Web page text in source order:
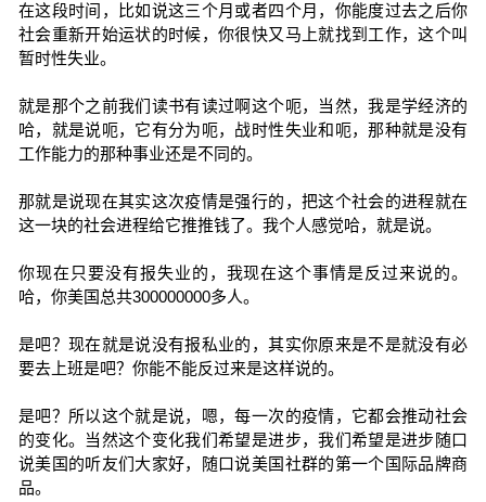
在这段时间，比如说这三个月或者四个月，你能度过去之后你
社会重新开始运状的时候，你很快又马上就找到工作，这个叫
暂时性失业。
就是那个之前我们读书有读过啊这个呃，当然，我是学经济的
哈，就是说呃，它有分为呃，战时性失业和呃，那种就是没有
工作能力的那种事业还是不同的。
那就是说现在其实这次疫情是强行的，把这个社会的进程就在
这一块的社会进程给它推推钱了。我个人感觉哈，就是说。
你现在只要没有报失业的，我现在这个事情是反过来说的。
哈，你美国总共300000000多人。
是吧？现在就是说没有报私业的，其实你原来是不是就没有必
要去上班是吧？你能不能反过来是这样说的。
是吧？所以这个就是说，嗯，每一次的疫情，它都会推动社会
的变化。当然这个变化我们希望是进步，我们希望是进步随口
说美国的听友们大家好，随口说美国社群的第一个国际品牌商
品。